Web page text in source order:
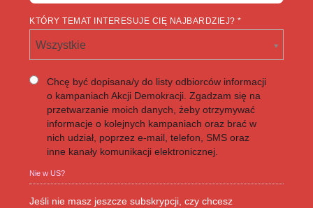
KTÓRY TEMAT INTERESUJE CIĘ NAJBARDZIEJ? *
Wszystkie
Chcę być dopisana/y do listy odbiorców informacji
o kampaniach Akcji Demokracji. Zgadzam się na
przetwarzanie moich danych, żeby otrzymywać
informacje o kolejnych kampaniach oraz brać w
nich udział, poprzez e-mail, telefon, SMS oraz
inne kanały komunikacji elektronicznej.
Nie wUS?
Jeśli nie masz jeszcze subskrypcji, czy chcesz